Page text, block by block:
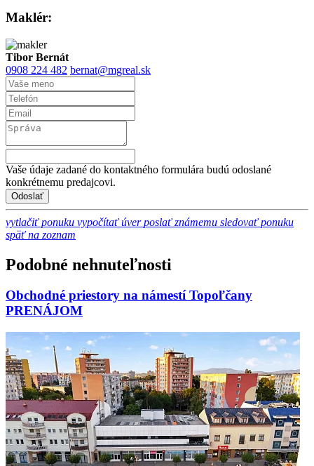
Maklér:
Tibor Bernát
0908 224 482 bernat@mgreal.sk
Vaše údaje zadané do kontaktného formulára budú odoslané
konkrétnemu predajcovi.
vytlačiť ponuku vypočítať úver poslať známemu sledovať ponuku
späť na zoznam
Podobné nehnuteľnosti
Obchodné priestory na námestí Topoľčany
PRENÁJOM